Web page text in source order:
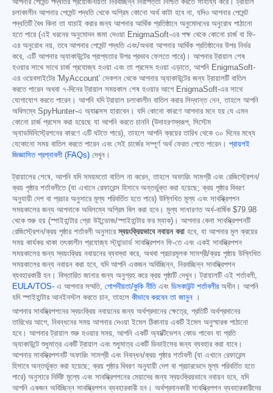
আপনার পেমেন্ট পদ্ধতির প্রয়োজনীয়তা নিরবচ্ছিন্ন নিরাপত্তা নিশ্চিত করতে সাহায্য করে। ট্রায়াল
চলাকালীন আপনার পেমেন্ট পদ্ধতি থেকে অগ্রিম কোনো অর্থ কাটা হবে না, যদিও আপনার পেমেন্ট
পদ্ধতিটি বৈধ কিনা তা যাচাই করার জন্য আপনার আর্থিক প্রতিষ্ঠানে অনুমোদনের অনুরোধ পাঠানো
হতে পারে (এই ধরনের অনুমোদন জমা দেওয়া EnigmaSoft-এর পক্ষ থেকে কোনো চার্জ বা ফি-
এর অনুরোধ নয়, তবে আপনার পেমেন্ট পদ্ধতি এবং/অথবা আপনার আর্থিক প্রতিষ্ঠানের উপর নির্ভর
করে, এটি আপনার অ্যাকাউন্টের প্রাপ্যতার উপর প্রভাব ফেলতে পারে)। আপনার ট্রায়াল শেষ
হওয়ার সাথে সাথে চার্জ প্রযোজ্য হওয়া এবং তা প্রসেস হওয়া এড়াতে, আপনি EnigmaSoft-
এর ওয়েবসাইটের 'MyAccount' সেকশন থেকে আপনার অ্যাকাউন্টের জন্য ট্রায়ালটি বাতিল
করতে পারেন অথবা ৭-দিনের ট্রায়াল সময়কাল শেষ হওয়ার আগে EnigmaSoft-এর সাথে
যোগাযোগ করতে পারেন। আপনি যদি ট্রায়াল চলাকালীন বাতিল করার সিদ্ধান্ত নেন, তাহলে আপনি
অবিলম্বে SpyHunter-এ অ্যাক্সেস হারাবেন। যদি কোনো কারণে আপনার মনে হয় যে এমন
কোনো চার্জ প্রসেস করা হয়েছে যা আপনি করতে চাননি (উদাহরণস্বরূপ, সিস্টেম
অ্যাডমিনিস্ট্রেশনের কারণে এটি ঘটতে পারে), তাহলে আপনি ক্রয়ের তারিখ থেকে ৩০ দিনের মধ্যে
যেকোনো সময় বাতিল করতে পারেন এবং সেই চার্জের সম্পূর্ণ অর্থ ফেরত পেতে পারেন। প্রায়শই
জিজ্ঞাসিত প্রশ্নাবলী (FAQs) দেখুন।
ট্রায়ালের শেষে, আপনি যদি সময়মতো বাতিল না করেন, তাহলে অফারিং সামগ্রী এবং রেজিস্ট্রেশন/
ক্রয় পৃষ্ঠার শর্তাবলীতে (যা এখানে রেফারেন্স হিসাবে অন্তর্ভুক্ত করা হয়েছে; ক্রয় পৃষ্ঠার বিবরণ
অনুযায়ী দেশ বা প্রচার অনুসারে মূল্য পরিবর্তিত হতে পারে) উল্লিখিত মূল্য এবং সাবস্ক্রিপশন
সময়কালের জন্য আপনাকে অবিলম্বে অগ্রিম বিল করা হবে। মূল্য সাধারণত অর্ধ-বার্ষিক $79.98
থেকে শুরু হয় (স্পাইহান্টার প্রো উইন্ডোজ/স্পাইহান্টার ফর ম্যাক)। আপনার কেনা সাবস্ক্রিপশনটি
রেজিস্ট্রেশন/ক্রয় পৃষ্ঠার শর্তাবলী অনুসারেস্বয়ংক্রিয়ভাবে নবায়ন করা হবে, যা আপনার মূল ক্রয়ের
সময় কার্যকর থাকা তৎকালীন প্রযোজ্য স্ট্যান্ডার্ড সাবস্ক্রিপশন ফি-তে এবং একই সাবস্ক্রিপশন
সময়কালের জন্য স্বয়ংক্রিয় নবায়নের ব্যবস্থা করে, অথবা প্রচারমূলক সামগ্রী/ক্রয় পৃষ্ঠায় উল্লিখিত
সময়কালের জন্য নবায়ন করা হবে, যদি আপনি একজন অবিচ্ছিন্ন, নিরবচ্ছিন্ন সাবস্ক্রিপশন
ব্যবহারকারী হন। বিস্তারিত জানার জন্য অনুগ্রহ করে ক্রয় পৃষ্ঠাটি দেখুন। ট্রায়ালটি এই শর্তাবলী,
EULA/TOS- এ আপনার সম্মতি, গোপনীয়তা/কুকি নীতিএবং ডিসকাউন্ট শর্তাবলীর অধীন। আপনি
যদি স্পাইহান্টার আনইনস্টল করতে চান, তাহলে কীভাবে করবেন তা জানুন ।
আপনার সাবস্ক্রিপশনের স্বয়ংক্রিয় নবায়নের জন্য অর্থপ্রদানের ক্ষেত্রে, প্রতিটি অর্থপ্রদানের
তারিখের আগে, নিবন্ধনের সময় আপনার দেওয়া ইমেল ঠিকানায় একটি ইমেল অনুস্মারক পাঠানো
হবে। আপনার ট্রায়াল শুরু হওয়ার সময়, আপনি একটি অ্যাক্টিভেশন কোড পাবেন যা প্রতি
অ্যাকাউন্টে শুধুমাত্র একটি ট্রায়াল এবং শুধুমাত্র একটি ডিভাইসের জন্য ব্যবহার করা যাবে।
আপনার সাবস্ক্রিপশনটি অফারিং সামগ্রী এবং নিবন্ধন/ক্রয় পৃষ্ঠার শর্তাবলী (যা এখানে রেফারেন্স
হিসাবে অন্তর্ভুক্ত করা হয়েছে; ক্রয় পৃষ্ঠার বিবরণ অনুযায়ী দেশ বা প্রচারভেদে মূল্য পরিবর্তিত হতে
পারে) অনুসারে নির্দিষ্ট মূল্যে এবং সাবস্ক্রিপশনের মেয়াদের জন্য স্বয়ংক্রিয়ভাবে নবায়ন হবে, যদি
আপনি একজন অবিচ্ছিন্ন সাবস্ক্রিপশন ব্যবহারকারী হন। অর্থপ্রদানকারী সাবস্ক্রিপশন ব্যবহারকারীদের